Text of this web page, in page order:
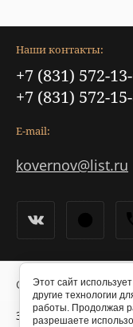
Наши контакты:
+7 (831) 572-
+7 (831) 572-
E-mail:
kovernov@list.ru
Copyright © 2021 -
Заказ, разработка,
Этот сайт
другие технологии
работы. Продолжая
разрешаете